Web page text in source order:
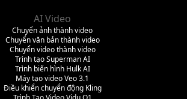
AI Video
Chuyển ảnh thành video
Chuyển văn bản thành video
Chuyển video thành video
Trình tạo Superman AI
Trình biến hình Hulk AI
Máy tạo video Veo 3.1
Điều khiển chuyển động Kling